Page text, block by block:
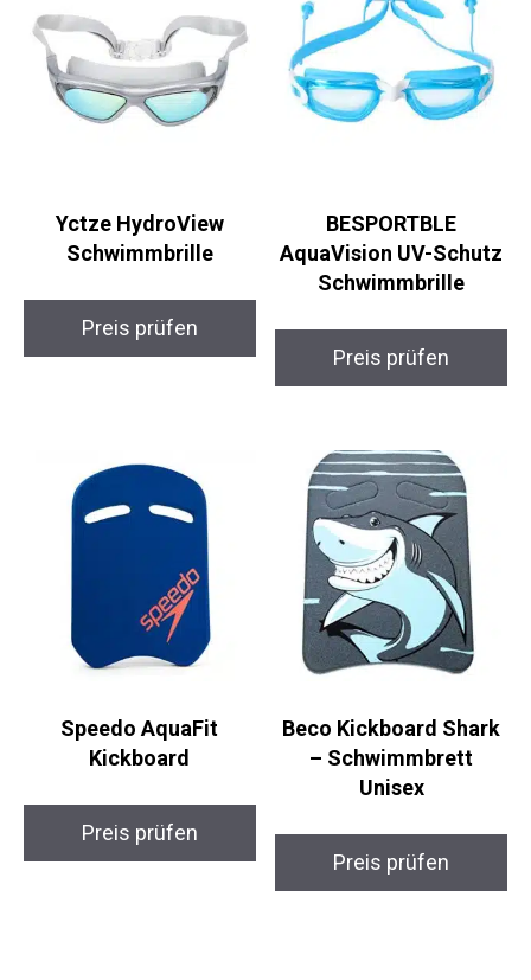
Yctze HydroView
Schwimmbrille
Preis prüfen
BESPORTBLE
AquaVision UV-Schutz
Schwimmbrille
Preis prüfen
Speedo AquaFit
Kickboard
Preis prüfen
Beco Kickboard Shark
– Schwimmbrett
Unisex
Preis prüfen